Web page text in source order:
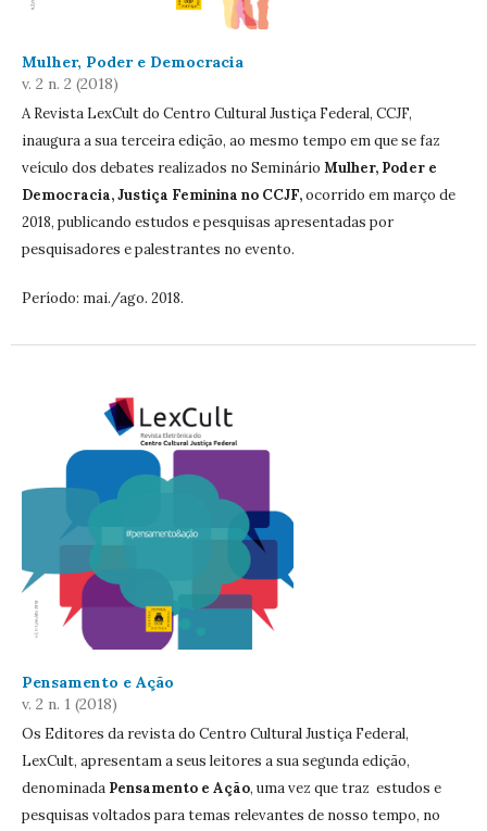
Mulher, Poder e Democracia
v. 2 n. 2 (2018)
A Revista LexCult do Centro Cultural Justiça Federal, CCJF,
inaugura a sua terceira edição, ao mesmo tempo em que se faz
veículo dos debates realizados no Seminário Mulher, Poder e
Democracia, Justiça Feminina no CCJF,ocorrido em março de
2018, publicando estudos e pesquisas apresentadas por
pesquisadores e palestrantes no evento.
Período: mai./ago. 2018.
Pensamento e Ação
v. 2 n. 1 (2018)
Os Editores da revista do Centro Cultural Justiça Federal,
LexCult, apresentam a seus leitores a sua segunda edição,
denominada Pensamento e Ação, uma vez que traz estudos e
pesquisas voltados para temas relevantes de nosso tempo, no